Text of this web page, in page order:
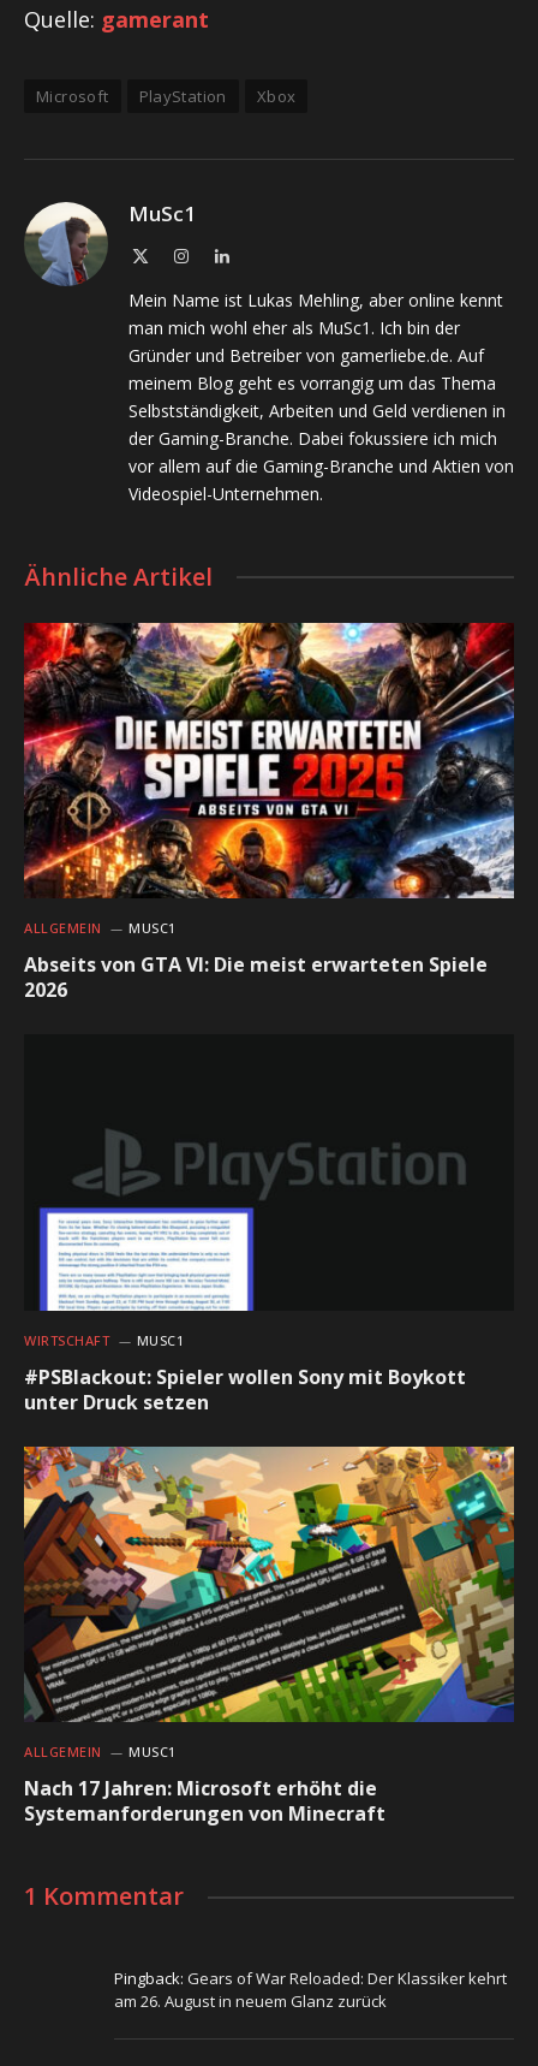
Quelle: gamerant
Microsoft PlayStation Xbox
MuSc1
InstagramLinkedIn
Mein Name ist Lukas Mehling, aber online kennt
man mich wohl eher als MuSc1. Ich bin der
Gründer und Betreiber von gamerliebe.de. Auf
meinem Blog geht es vorrangig um das Thema
Selbstständigkeit, Arbeiten und Geld verdienen in
der Gaming-Branche. Dabei fokussiere ich mich
vor allem auf die Gaming-Branche und Aktien von
Videospiel-Unternehmen.
Ähnliche Artikel
ALLGEMEIN MUSC1
Abseits von GTA VI: Die meist erwarteten Spiele
2026
WIRTSCHAFT MUSC1
#PSBlackout: Spieler wollen Sony mit Boykott
unter Druck setzen
ALLGEMEIN MUSC1
Nach 17 Jahren: Microsoft erhöht die
Systemanforderungen von Minecraft
1 Kommentar
Pingback: Gears of War Reloaded: Der Klassiker kehrt
am 26. August in neuem Glanz zurück